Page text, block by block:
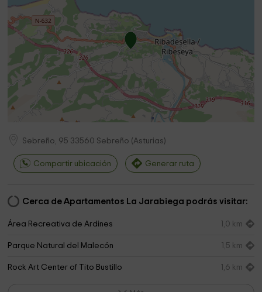
Sebreño, 95 33560 Sebreño (Asturias)
Compartir ubicación Generar ruta
Cerca de Apartamentos La Jarabiega podrás visitar:
Área Recreativa de Ardines 1,0 km
Parque Natural del Malecón 1,5 km
Rock Art Center of Tito Bustillo 1,6 km